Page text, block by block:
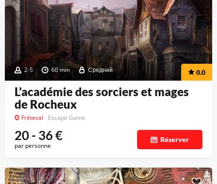
2-5 60 min Средний 0.0
L’académie des sorciers et mages
de Rocheux
Fréteval Escape Game
20 - 36€
par personne
Réserver